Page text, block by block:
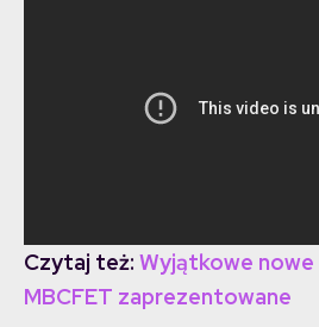
Czytaj też: Wyjątkowe nowe
MBCFET zaprezentowane